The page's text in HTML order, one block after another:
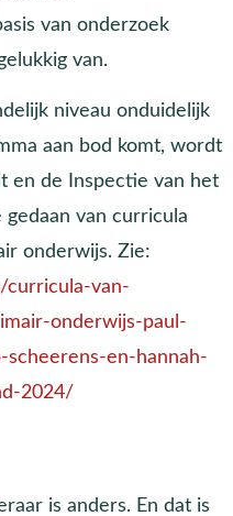
van onderzoek
van.
niveau onduidelijk
aan bod komt, wordt
en de Inspectie van het
van curricula
onderwijs. Zie:
curricula-van-
onderwijs-paul-
scheerens-en-hannah-
2024/
is anders. En dat is